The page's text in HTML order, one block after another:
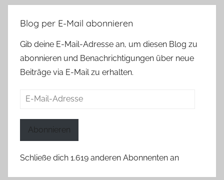
Blog per E-Mail abonnieren
Gib deine E-Mail-Adresse an, um diesen Blog zu
abonnieren und Benachrichtigungen über neue
Beiträge via E-Mail zu erhalten.
E-
Abonnieren
Schließe dich 1.619 anderen Abonnenten an